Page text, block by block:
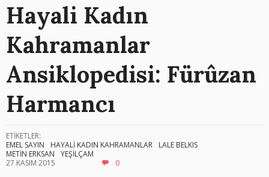
Hayali Kadın
Kahramanlar
Ansiklopedisi: Fürûzan
Harmancı
ETİKETLER:
EMEL SAYIN
HAYALİ KADIN KAHRAMANLAR
LALE BELKIS
METİN ERKSAN
YEŞİLÇAM
27 KASIM 2015
0